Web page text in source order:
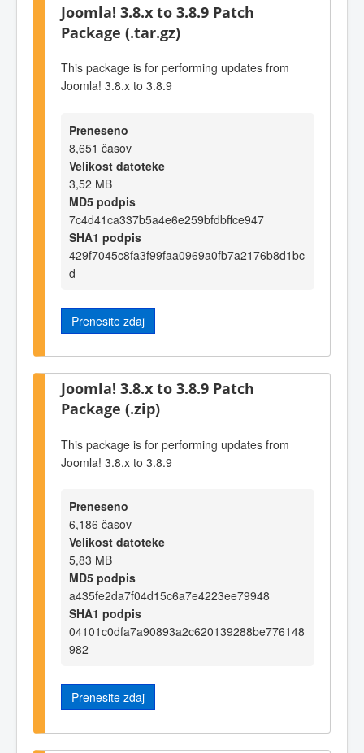
Joomla! 3.8.x to 3.8.9 Patch
Package (.tar.gz)
This package is for performing updates from
Joomla! 3.8.x to 3.8.9
Preneseno
8,651 časov
Velikost datoteke
3,52 MB
MD5 podpis
7c4d41ca337b5a4e6e259bfdbffce947
SHA1 podpis
429f7045c8fa3f99faa0969a0fb7a2176b8d1bc
d
Prenesite zdaj
Joomla! 3.8.x to 3.8.9 Patch
Package (.zip)
This package is for performing updates from
Joomla! 3.8.x to 3.8.9
Preneseno
6,186 časov
Velikost datoteke
5,83 MB
MD5 podpis
a435fe2da7f04d15c6a7e4223ee79948
SHA1 podpis
04101c0dfa7a90893a2c620139288be776148
982
Prenesite zdaj